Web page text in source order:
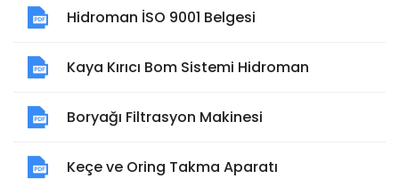
Hidroman İSO 9001 Belgesi
Kaya Kırıcı Bom Sistemi Hidroman
Boryağı Filtrasyon Makinesi
Keçe ve Oring Takma Aparatı